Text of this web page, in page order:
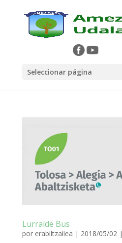
Seleccionar página
Lurralde Bus
por erabiltzailea | 2018/05/02|